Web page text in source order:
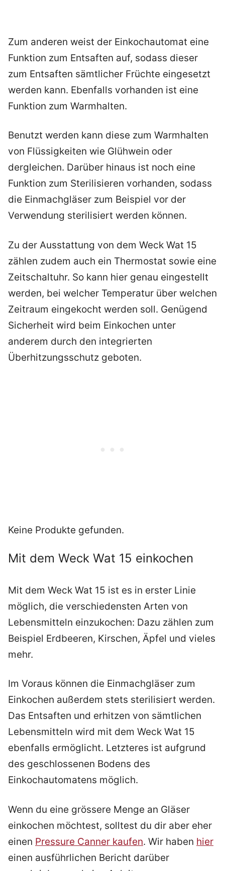
Zum anderen weist der Einkochautomat eine
Funktion zum Entsaften auf, sodass dieser
zum Entsaften sämtlicher Früchte eingesetzt
werden kann. Ebenfalls vorhanden ist eine
Funktion zum Warmhalten.
Benutzt werden kann diese zum Warmhalten
von Flüssigkeiten wie Glühwein oder
dergleichen. Darüber hinaus ist noch eine
Funktion zum Sterilisieren vorhanden, sodass
die Einmachgläser zum Beispiel vor der
Verwendung sterilisiert werden können.
Zu der Ausstattung von dem Weck Wat 15
zählen zudem auch ein Thermostat sowie eine
Zeitschaltuhr. So kann hier genau eingestellt
werden, bei welcher Temperatur über welchen
Zeitraum eingekocht werden soll. Genügend
Sicherheit wird beim Einkochen unter
anderem durch den integrierten
Überhitzungsschutz geboten.
Keine Produkte gefunden.
Mit dem Weck Wat 15 einkochen
Mit dem Weck Wat 15 ist es in erster Linie
möglich, die verschiedensten Arten von
Lebensmitteln einzukochen: Dazu zählen zum
Beispiel Erdbeeren, Kirschen, Äpfel und vieles
mehr.
Im Voraus können die Einmachgläser zum
Einkochen außerdem stets sterilisiert werden.
Das Entsaften und erhitzen von sämtlichen
Lebensmitteln wird mit dem Weck Wat 15
ebenfalls ermöglicht. Letzteres ist aufgrund
des geschlossenen Bodens des
Einkochautomatens möglich.
Wenn du eine grössere Menge an Gläser
einkochen möchtest, solltest du dir aber eher
einen Pressure Canner kaufen. Wir haben hier
einen ausführlichen Bericht darüber